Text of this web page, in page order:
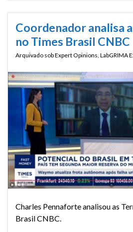
Coordenador analisa
no Times Brasil CNBC
Arquivado sobExpert Opinions LabGRIMA
Charles Pennaforte analisou as
Brasil CNBC.